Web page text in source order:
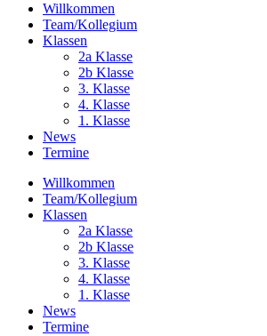
Willkommen
Team/Kollegium
Klassen
2a Klasse
2b Klasse
3. Klasse
4. Klasse
1. Klasse
News
Termine
Willkommen
Team/Kollegium
Klassen
2a Klasse
2b Klasse
3. Klasse
4. Klasse
1. Klasse
News
Termine